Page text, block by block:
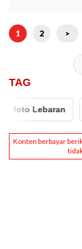
1 2 >
TAG
foto Lebaran